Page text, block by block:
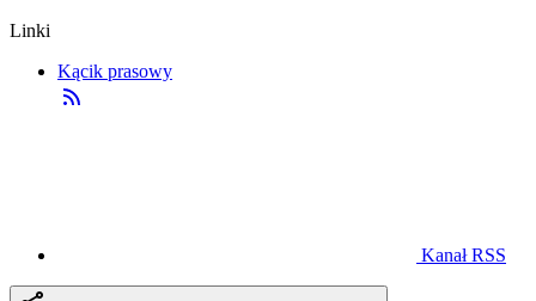
Linki
Kącik prasowy
Kanał RSS